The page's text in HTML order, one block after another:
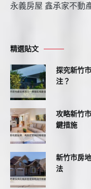
永義房屋 鑫承家不動
精選貼文
探究新竹
注？
攻略新竹
鍵措施
新竹市房
法